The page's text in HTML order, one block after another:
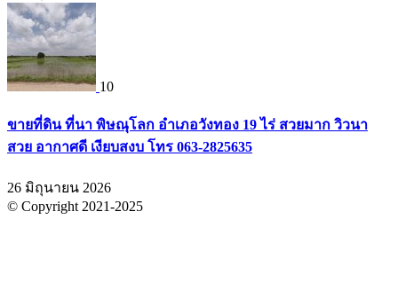
10
ขายที่ดิน ที่นา พิษณุโลก อำเภอวังทอง 19 ไร่ สวยมาก วิวนา
สวย อากาศดี เงียบสงบ โทร 063-2825635
26 มิถุนายน 2026
© Copyright 2021-2025